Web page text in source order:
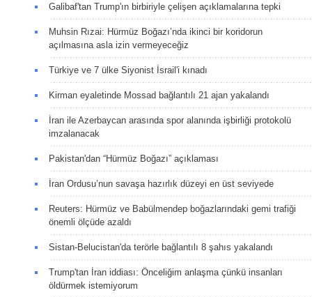
Galibaf'tan Trump'ın birbiriyle çelişen açıklamalarına tepki
Muhsin Rızai: Hürmüz Boğazı’nda ikinci bir koridorun
açılmasına asla izin vermeyeceğiz
Türkiye ve 7 ülke Siyonist İsrail'i kınadı
Kirman eyaletinde Mossad bağlantılı 21 ajan yakalandı
İran ile Azerbaycan arasında spor alanında işbirliği protokolü
imzalanacak
Pakistan'dan “Hürmüz Boğazı” açıklaması
İran Ordusu’nun savaşa hazırlık düzeyi en üst seviyede
Reuters: Hürmüz ve Babülmendep boğazlarındaki gemi trafiği
önemli ölçüde azaldı
Sistan-Belucistan'da terörle bağlantılı 8 şahıs yakalandı
Trump'tan İran iddiası: Önceliğim anlaşma çünkü insanları
öldürmek istemiyorum